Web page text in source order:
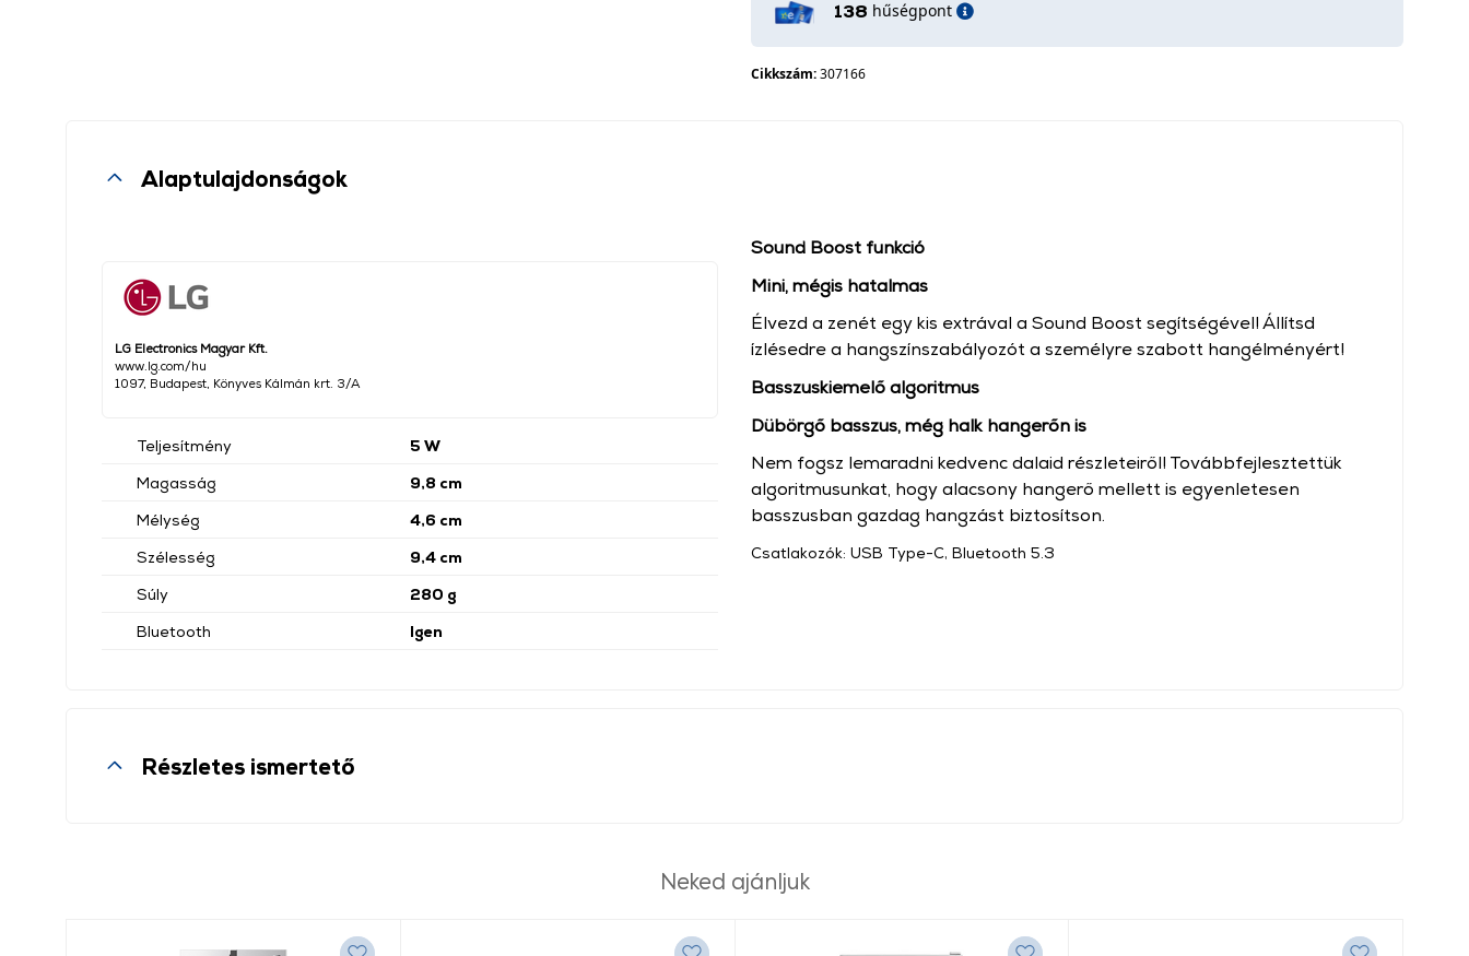
138 hűségpont
Cikkszám:307166
Alaptulajdonságok
LG Electronics Magyar Kft.
www.lg.com/hu
1097, Budapest, Könyves Kálmán krt. 3/A
Teljesítmény
5 W
Magasság
9,8 cm
Mélység
4,6 cm
Szélesség
9,4 cm
Súly
280 g
Bluetooth
Igen
Sound Boost funkció
Mini, mégis hatalmas
Élvezd a zenét egy kis extrával a Sound Boost segítségével! Állítsd
ízlésedre a hangszínszabályozót a személyre szabott hangélményért!
Basszuskiemelő algoritmus
Dübörgő basszus, még halk hangerőn is
Nem fogsz lemaradni kedvenc dalaid részleteiről! Továbbfejlesztettük
algoritmusunkat, hogy alacsony hangerő mellett is egyenletesen
basszusban gazdag hangzást biztosítson.
Csatlakozók: USB Type-C, Bluetooth 5.3
Részletes ismertető
Neked ajánljuk